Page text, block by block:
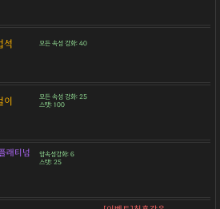
석 모든 속성 강화: 40
이
모든 속성 강화: 25
스탯: 100
래티넘
암속성강화: 6
스탯: 25